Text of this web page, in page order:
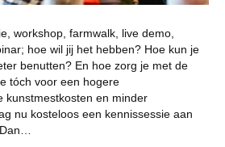
workshop, farmwalk, live demo,
hoe wil jij het hebben? Hoe kun je
benutten? En hoe zorg je met de
tóch voor een hogere
kunstmestkosten en minder
nu kosteloos een kennissessie aan